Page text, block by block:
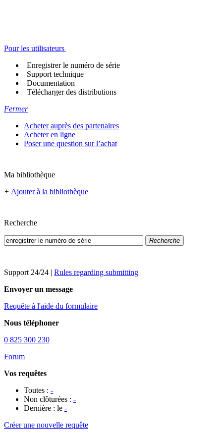
Pour les utilisateurs
Enregistrer le numéro de série
Support technique
Documentation
Télécharger des distributions
Fermer
Acheter auprès des partenaires
Acheter en ligne
Poser une question sur l’achat
Ma bibliothèque
+ Ajouter à la bibliothèque
Recherche
Recherche
Support 24/24 | Rules regarding submitting
Envoyer un message
Requête à l'aide du formulaire
Nous téléphoner
0 825 300 230
Forum
Vos requêtes
Toutes : -
Non clôturées : -
Dernière : le -
Créer une nouvelle requête